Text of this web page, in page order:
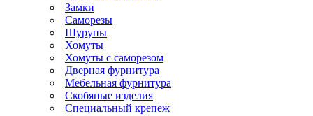
Замки
Саморезы
Шурупы
Хомуты
Хомуты с саморезом
Дверная фурнитура
Мебельная фурнитура
Скобяные изделия
Специальный крепеж